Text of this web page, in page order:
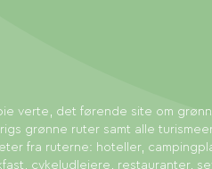
verte, det førende site om
grønne ruter samt alle
fra ruterne: hoteller,
cykeludlejere, restauranter,